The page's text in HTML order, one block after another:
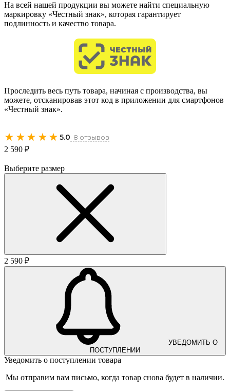
На всей нашей продукции вы можете найти специальную
маркировку «Честный знак», которая гарантирует
подлинность и качество товара.
Проследить весь путь товара, начиная с производства, вы
можете, отсканировав этот код в приложении для смартфонов
«Честный знак».
★★★★★ 5.0· 8 отзывов
2 590 ₽
Выберите размер
2 590 ₽
УВЕДОМИТЬ О
ПОСТУПЛЕНИИ
Уведомить о поступлении товара
Мы отправим вам письмо, когда товар снова будет в наличии.